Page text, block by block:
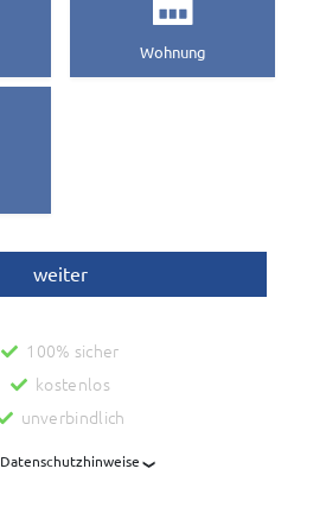
Wohnung
100% sicher
kostenlos
unverbindlich
weiter
Datenschutzhinweise